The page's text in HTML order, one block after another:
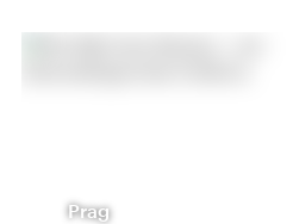
Prag